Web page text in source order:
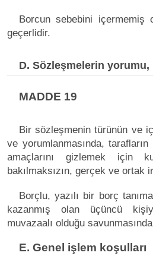
Borcun sebebini içermemiş
geçerlidir.
D. Sözleşmelerin yorumu,
MADDE 19
Bir sözleşmenin türünün ve
ve yorumlanmasında,
amaçlarını gizlemek için
bakılmaksızın, gerçek ve ortak
Borçlu, yazılı bir borç
kazanmış olan üçüncü
muvazaalı olduğu
E. Genel işlem koşulları